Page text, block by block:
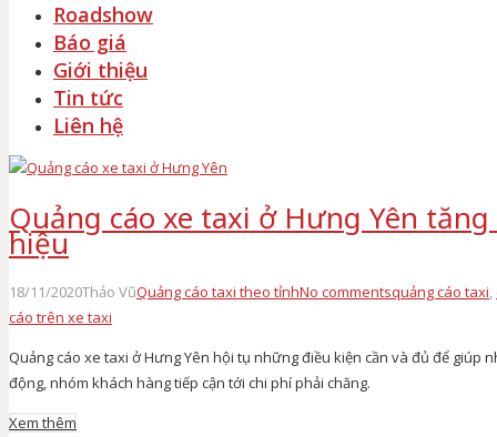
Roadshow
Báo giá
Giới thiệu
Tin tức
Liên hệ
Quảng cáo xe taxi ở Hưng Yên
hiệu
18/11/2020Thảo VũQuảng cáo taxi theo tỉnhNo commentsquảng cáo taxi,
cáo trên xe taxi
Quảng cáo xe taxi ở Hưng Yên hội tụ những điều kiện cần và đủ để
động, nhóm khách hàng tiếp cận tới chi phí phải chăng.
Xem thêm